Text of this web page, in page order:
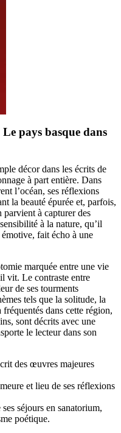
pays basque dans
décor dans les écrits de
à part entière. Dans
l’océan, ses réflexions
la beauté épurée et, parfois,
parvient à capturer des
à la nature, qu’il
fait écho à une
marquée entre une vie
vit. Le contraste entre
de ses tourments
tels que la solitude, la
dans cette région,
sont décrits avec une
le lecteur dans son
des œuvres majeures
et lieu de ses réflexions
séjours en sanatorium,
poétique.